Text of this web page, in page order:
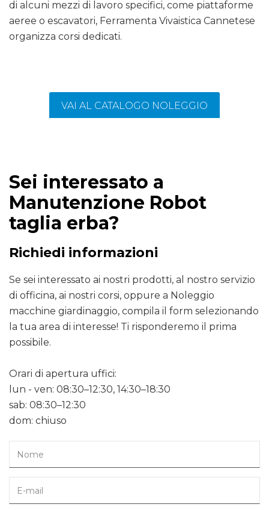
di alcuni mezzi di lavoro specifici, come piattaforme
aeree o escavatori, Ferramenta Vivaistica Cannetese
organizza corsi dedicati.
VAI AL CATALOGO NOLEGGIO
Sei interessato a
Manutenzione Robot
taglia erba?
Richiedi informazioni
Se sei interessato ai nostri prodotti, al nostro servizio
di officina, ai nostri corsi, oppure a Noleggio
macchine giardinaggio, compila il form selezionando
la tua area di interesse! Ti risponderemo il prima
possibile.
Orari di apertura uffici:
lun - ven: 08:30–12:30, 14:30–18:30
sab: 08:30–12:30
dom: chiuso